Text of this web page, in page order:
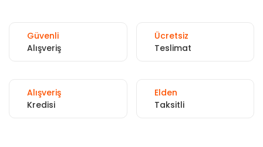
Güvenli
Alışveriş
Ücretsiz
Teslimat
Alışveriş
Kredisi
Elden
Taksitli